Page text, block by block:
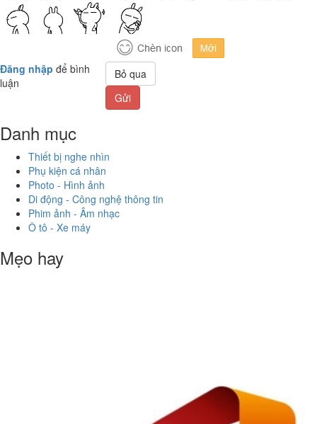
Đăng nhập để bình
luận
Bỏ qua
Gửi
Danh mục
Thiết bị nghe nhìn
Phụ kiện cá nhân
Photo - Hình ảnh
Di động - Công nghệ thông tin
Phim ảnh - Âm nhạc
Ô tô - Xe máy
Mẹo hay